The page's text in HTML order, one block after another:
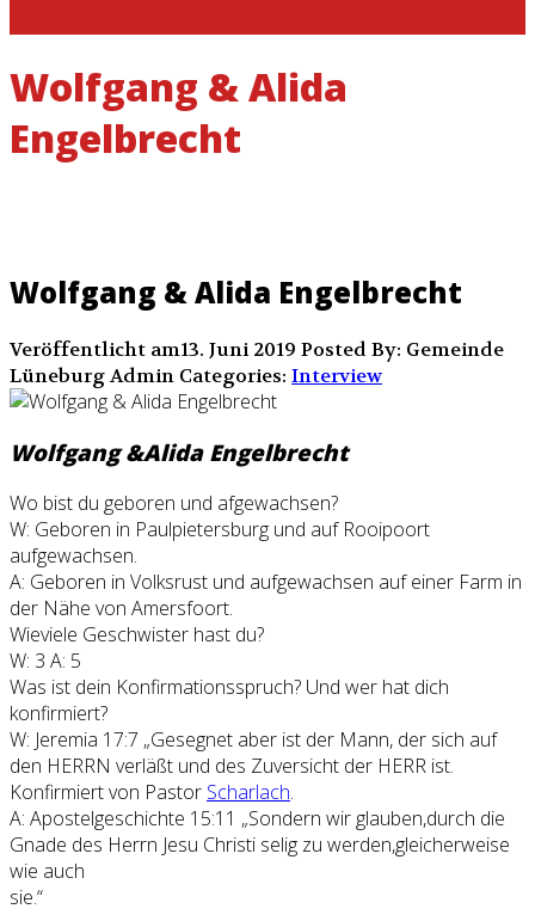
Wolfgang & Alida
Engelbrecht
Wolfgang & Alida Engelbrecht
Veröffentlicht am13. Juni 2019 Posted By: Gemeinde
Lüneburg Admin Categories: Interview
Wolfgang &Alida Engelbrecht
Wo bist du geboren und afgewachsen?
W: Geboren in Paulpietersburg und auf Rooipoort
aufgewachsen.
A: Geboren in Volksrust und aufgewachsen auf einer Farm in
der Nähe von Amersfoort.
Wieviele Geschwister hast du?
W: 3 A: 5
Was ist dein Konfirmationsspruch? Und wer hat dich
konfirmiert?
W: Jeremia 17:7 „Gesegnet aber ist der Mann, der sich auf
den HERRN verläßt und des Zuversicht der HERR ist.
Konfirmiert von Pastor Scharlach.
A: Apostelgeschichte 15:11 „Sondern wir glauben,durch die
Gnade des Herrn Jesu Christi selig zu werden,gleicherweise
wie auch
sie.“